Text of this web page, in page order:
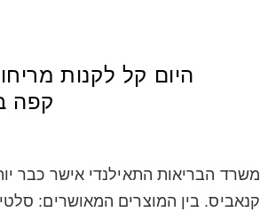
היום קל לקנות
קפה
קנאביס. בין המוצרים המאושרים: